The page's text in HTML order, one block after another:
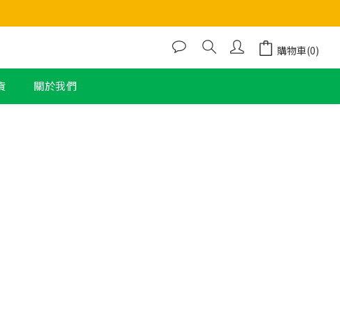
購物車(0)
關於我們